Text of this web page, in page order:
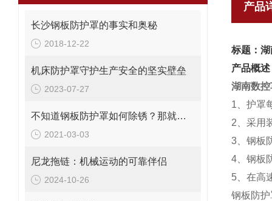
长沙钢板防护罩的事实和奥秘
2018-12-22
机床防护罩守护生产安全的坚实壁垒
2023-07-27
不知道钢板防护罩如何除锈？那就看看这个吧
2021-03-03
尼龙拖链：机械运动的可靠伴侣
2024-10-26
产品
标题：
产品概述
湖南数
1、护罩
2、采用
3、钢板
4、钢板
5、在高
钢板防